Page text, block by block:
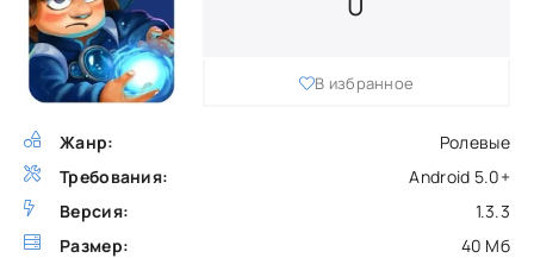
Жанр:
Ролевые
Требования:
Android 5.0+
Версия:
1.3.3
Размер:
40 Мб
В избранное